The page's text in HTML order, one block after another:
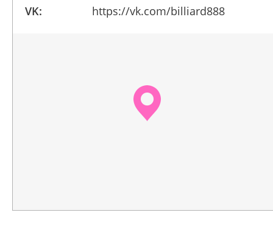
VK:
https://vk.com/billiard888